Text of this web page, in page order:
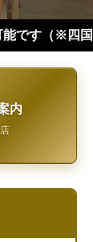
国・九州
内